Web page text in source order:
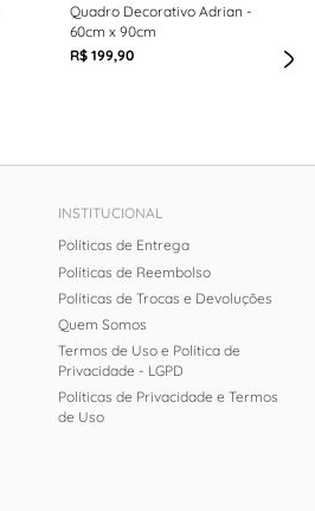
Quadro Decorativo Adrian -
60cm x 90cm
R$ 199,90
INSTITUCIONAL
Políticas de Entrega
Políticas de Reembolso
Políticas de Trocas e Devoluções
Quem Somos
Termos de Uso e Política de
Privacidade - LGPD
Políticas de Privacidade e Termos
de Uso